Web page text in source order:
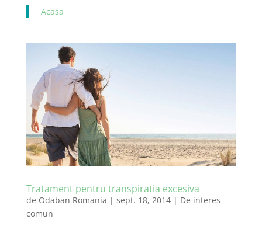
Acasa
Tratament pentru transpiratia excesiva
de Odaban Romania | sept. 18, 2014| De interes
comun